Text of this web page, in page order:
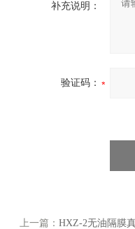
补充说明：
验证码：
上一篇： HXZ-2无油隔膜